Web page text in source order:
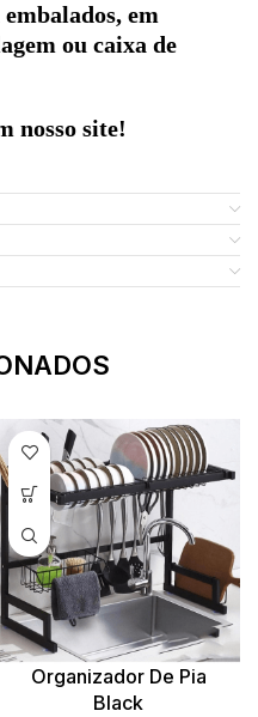
em
ou caixa de
nosso site!
Organizador De Pia
Black